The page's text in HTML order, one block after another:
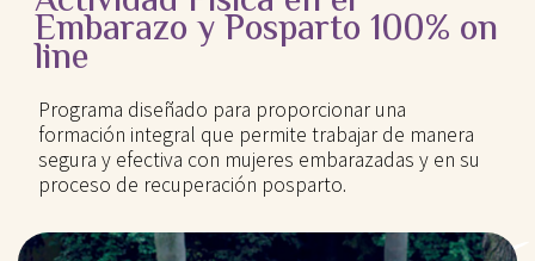
Embarazo y Posparto 100% on
line
Programa diseñado para proporcionar una
formación integral que permite trabajar de manera
segura y efectiva con mujeres embarazadas y en su
proceso de recuperación posparto.